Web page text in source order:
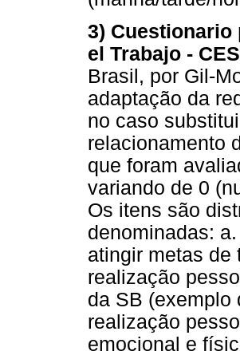
3) Cuestionario
el Trabajo -
Brasil, por Gil-
adaptação da
no caso
relacionamento
que foram
variando de 0
Os itens são
denominadas:
atingir metas de
realização
da SB (exemplo
realização
emocional e